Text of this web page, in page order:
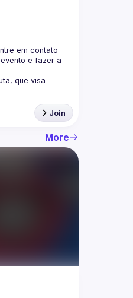
em contato
e fazer a
que visa
Join
More